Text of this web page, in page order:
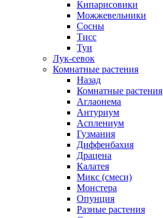
Кипарисовики
Можжевельники
Сосны
Тисс
Туи
Лук-севок
Комнатные растения
Назад
Комнатные растения
Аглаонема
Антуриум
Асплениум
Гузмания
Диффенбахия
Драцена
Калатея
Микс (смеси)
Монстера
Опунция
Разные растения